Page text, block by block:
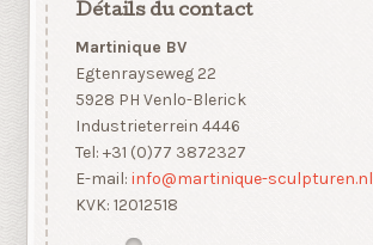
Détails du contact
Martinique BV
Egtenrayseweg 22
5928 PH Venlo-Blerick
Industrieterrein 4446
Tel: +31 (0)77 3872327
E-mail: info@martinique-sculpturen.nl
KVK: 12012518